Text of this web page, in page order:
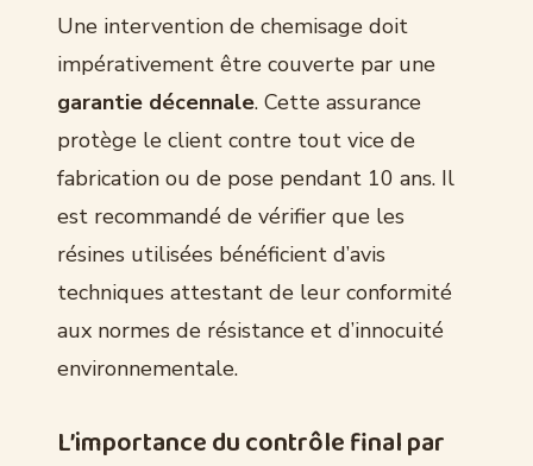
Une intervention de chemisage doit
impérativement être couverte par une
garantie décennale. Cette assurance
protège le client contre tout vice de
fabrication ou de pose pendant 10 ans. Il
est recommandé de vérifier que les
résines utilisées bénéficient d’avis
techniques attestant de leur conformité
aux normes de résistance et d’innocuité
environnementale.
L’importance du contrôle final par